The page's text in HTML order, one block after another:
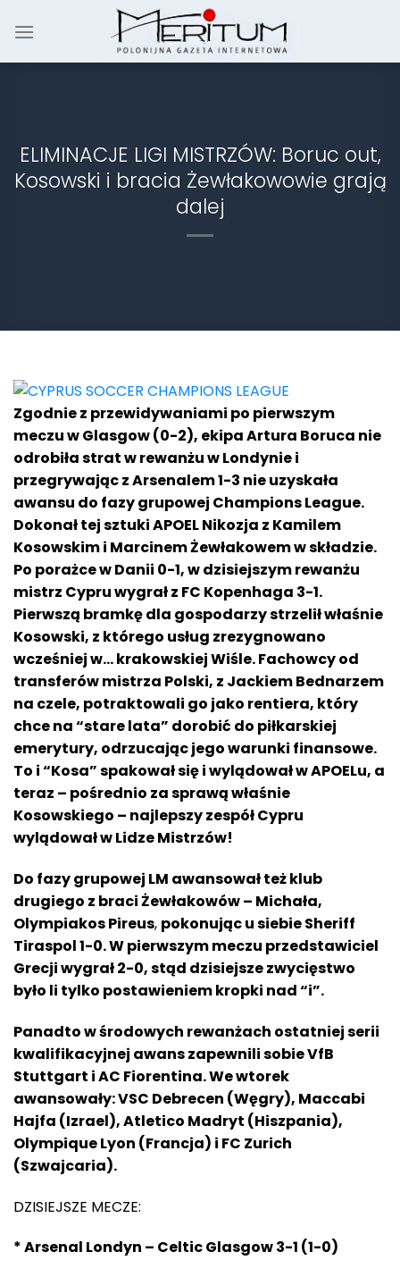
ELIMINACJE LIGI MISTRZÓW: Boruc out,
Kosowski i bracia Żewłakowowie grają
dalej
Zgodnie z przewidywaniami po pierwszym
meczu w Glasgow (0-2), ekipa Artura Boruca nie
odrobiła strat w rewanżu w Londynie i
przegrywając z Arsenalem 1-3 nie uzyskała
awansu do fazy grupowej Champions League.
Dokonał tej sztuki APOEL Nikozja z Kamilem
Kosowskim i Marcinem Żewłakowem w składzie.
Po porażce w Danii 0-1, w dzisiejszym rewanżu
mistrz Cypruwygrał z FC Kopenhaga 3-1.
Pierwszą bramkę dla gospodarzy strzelił właśnie
Kosowski, z którego usług zrezygnowano
wcześniej w… krakowskiejWiśle. Fachowcy od
transferów mistrza Polski, z Jackiem Bednarzem
na czele, potraktowali go jako rentiera, który
chce na “stare lata” dorobić do piłkarskiej
emerytury, odrzucając jego warunki finansowe.
To i “Kosa” spakował się i wylądował w APOELu, a
teraz – pośrednio za sprawą właśnie
Kosowskiego – najlepszy zespół Cypru
wylądował w Lidze Mistrzów!
Do fazy grupowej LM awansował też klub
drugiego z braci Żewłakowów – Michała,
Olympiakos Pireus, pokonując u siebie Sheriff
Tiraspol 1-0. W pierwszym meczu przedstawiciel
Grecji wygrał 2-0, stąd dzisiejsze zwycięstwo
było li tylko postawieniem kropki nad “i”.
Panadto wśrodowych rewanżach ostatniej serii
kwalifikacyjnej awans zapewnili sobie VfB
Stuttgart i AC Fiorentina. We wtorek
awansowały: VSC Debrecen (Węgry), Maccabi
Hajfa (Izrael), Atletico Madryt (Hiszpania),
Olympique Lyon (Francja) i FC Zurich
(Szwajcaria).
DZISIEJSZE MECZE:
* Arsenal Londyn – Celtic Glasgow 3-1 (1-0)